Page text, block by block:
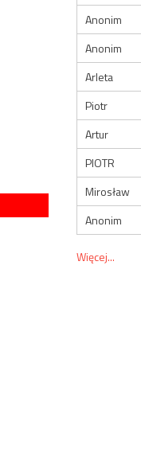
Anonim
Anonim
Arleta
Piotr
Artur
PIOTR
Mirosław
Anonim
Więcej...